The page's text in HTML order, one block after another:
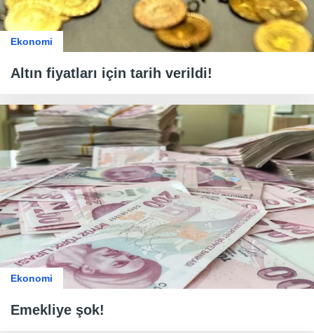
Ekonomi
Altın fiyatları için tarih verildi!
Ekonomi
Emekliye şok!